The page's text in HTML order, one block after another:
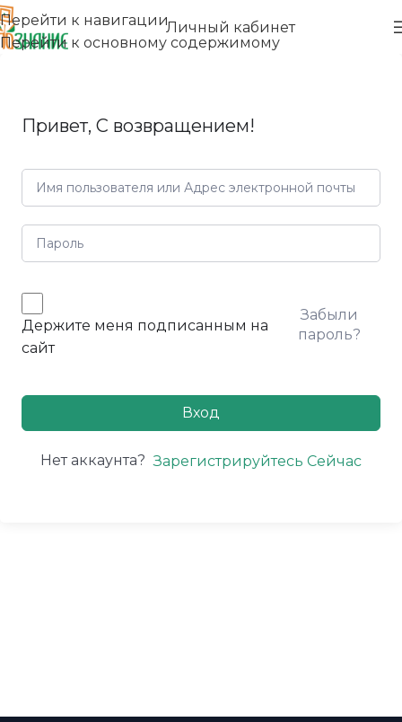
Перейти к навигации
Перейти к основному содержимому
Личный кабинет
Привет, С возвращением!
Держите меня подписанным на
сайт
Забыли
пароль?
Вход
Нет аккаунта? Зарегистрируйтесь Сейчас